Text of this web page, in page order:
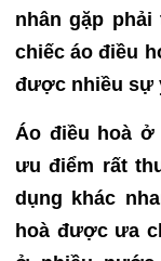
nhân gặp
chiếc áo điều
được nhiều sự
Áo điều hoà
ưu điểm rất
dụng khác
hoà được ưa